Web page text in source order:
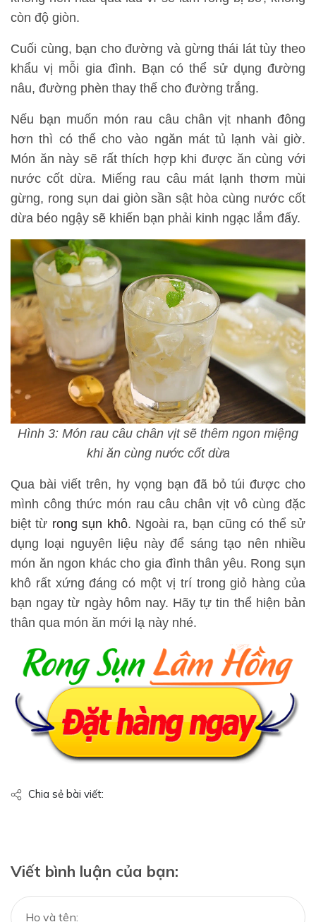
còn độ giòn.
Cuối cùng, bạn cho đường và gừng thái lát tùy theo
khẩu vị mỗi gia đình. Bạn có thể sử dụng đường
nâu, đường phèn thay thế cho đường trắng.
Nếu bạn muốn món rau câu chân vịt nhanh đông
hơn thì có thể cho vào ngăn mát tủ lạnh vài giờ.
Món ăn này sẽ rất thích hợp khi được ăn cùng với
nước cốt dừa. Miếng rau câu mát lạnh thơm mùi
gừng, rong sụn dai giòn sần sật hòa cùng nước cốt
dừa béo ngậy sẽ khiến bạn phải kinh ngạc lắm đấy.
Hình 3: Món rau câu chân vịt sẽ thêm ngon miệng
khi ăn cùng nước cốt dừa
Qua bài viết trên, hy vọng bạn đã bỏ túi được cho
mình công thức món rau câu chân vịt vô cùng đặc
biệt từ rong sụn khô. Ngoài ra, bạn cũng có thể sử
dụng loại nguyên liệu này để sáng tạo nên nhiều
món ăn ngon khác cho gia đình thân yêu. Rong sụn
khô rất xứng đáng có một vị trí trong giỏ hàng của
bạn ngay từ ngày hôm nay. Hãy tự tin thể hiện bản
thân qua món ăn mới lạ này nhé.
Chia sẻ bài viết:
Viết bình luận của bạn: